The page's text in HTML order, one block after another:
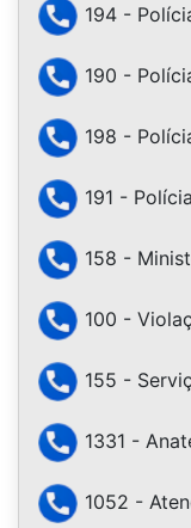
194 -
190 -
198 -
191 -
158 -
100 -
155 -
1331 -
1052 -